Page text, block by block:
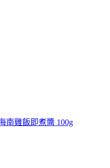
南雞飯即煮醬 100g